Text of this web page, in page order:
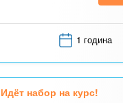
1 година
Идёт набор на курс!